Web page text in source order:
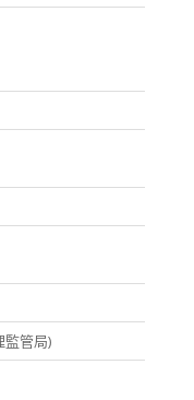
監管局)